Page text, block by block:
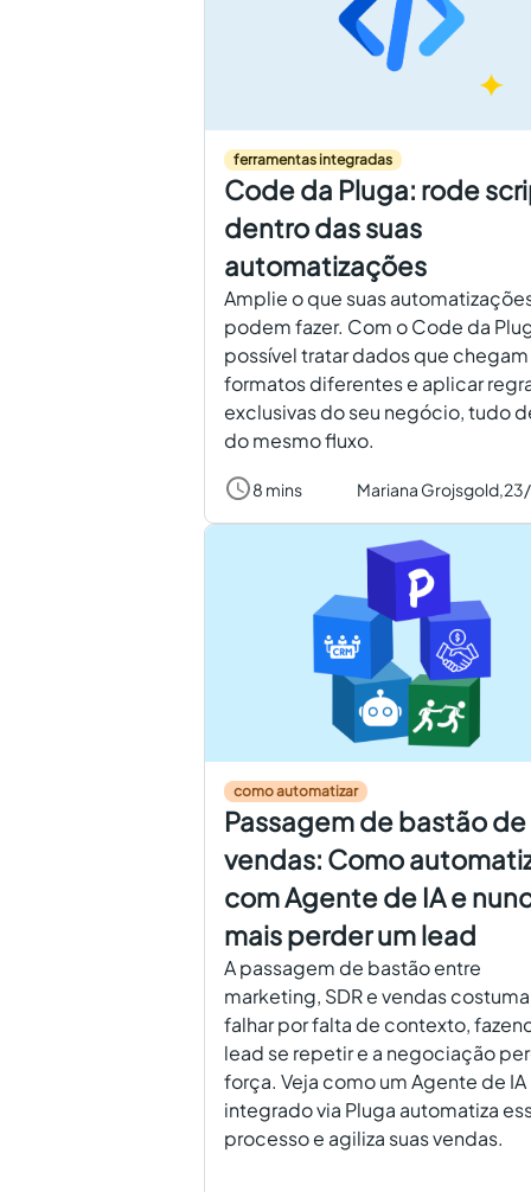
ferramentas integradas
Code da Pluga: rode
dentro das suas
automatizações
Amplie o que suas
podem fazer. Com o Code da
possível tratar dados que
formatos diferentes e aplicar
exclusivas do seu negócio, tudo
do mesmo fluxo.
8 mins Mariana Grojsgold,
como automatizar
Passagem de bastão de
vendas: Como
com Agente de IA e
mais perder um lead
A passagem de bastão entre
marketing, SDR e vendas costuma
falhar por falta de contexto,
lead se repetir e a negociação
força. Veja como um Agente de IA
integrado via Pluga automatiza
processo e agiliza suas vendas.